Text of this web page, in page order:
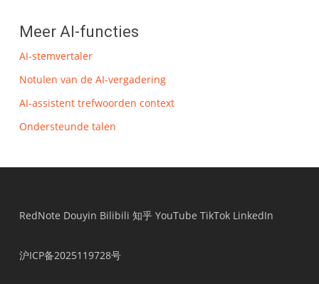
Meer AI-functies
AI-stemvertaler
Notulen van de AI-vergadering
AI-assistent trefwoorden context
Ondersteunde talen
RedNote Douyin Bilibili 知乎 YouTube TikTok LinkedIn
沪ICP备2025119728号